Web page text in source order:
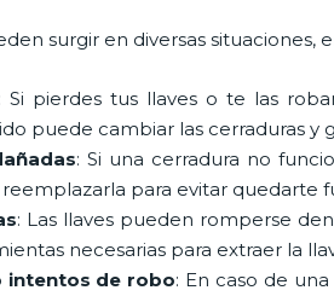
surgir en diversas situaciones,
: Si pierdes tus llaves o te las
puede cambiar las cerraduras y
: Si una cerradura no
para evitar quedarte
: Las llaves pueden romperse
necesarias para extraer la
intentos de robo: En caso de